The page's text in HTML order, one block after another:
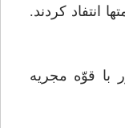
انتفاد كردند.
با قوّه مجريه